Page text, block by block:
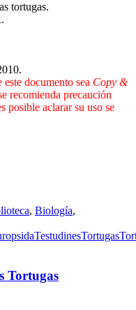
tortugas.
este documento sea Copy &
recomienda precaución
posible aclarar su uso se
, Biología,
TestudinesTortugas
Tortugas